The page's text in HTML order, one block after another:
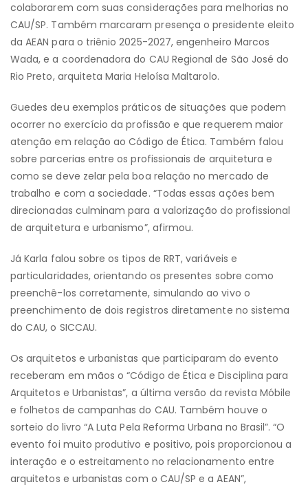
colaborarem com suas considerações para melhorias no
CAU/SP. Também marcaram presença o presidente eleito
da AEAN para o triênio 2025-2027, engenheiro Marcos
Wada, e a coordenadora do CAU Regional de São José do
Rio Preto, arquiteta Maria Heloísa Maltarolo.
Guedes deu exemplos práticos de situações que podem
ocorrer no exercício da profissão e que requerem maior
atenção em relação ao Código de Ética. Também falou
sobre parcerias entre os profissionais de arquitetura e
como se deve zelar pela boa relação no mercado de
trabalho e com a sociedade. “Todas essas ações bem
direcionadas culminam para a valorização do profissional
de arquitetura e urbanismo”, afirmou.
Já Karla falou sobre os tipos de RRT, variáveis e
particularidades, orientando os presentes sobre como
preenchê-los corretamente, simulando ao vivo o
preenchimento de dois registros diretamente no sistema
do CAU, o SICCAU.
Os arquitetos e urbanistas que participaram do evento
receberam em mãos o “Código de Ética e Disciplina para
Arquitetos e Urbanistas”, a última versão da revista Móbile
e folhetos de campanhas do CAU. Também houve o
sorteio do livro “A Luta Pela Reforma Urbana no Brasil”. “O
evento foi muito produtivo e positivo, pois proporcionou a
interação e o estreitamento no relacionamento entre
arquitetos e urbanistas com o CAU/SP e a AEAN”,